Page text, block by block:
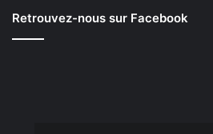
Retrouvez-nous sur Facebook